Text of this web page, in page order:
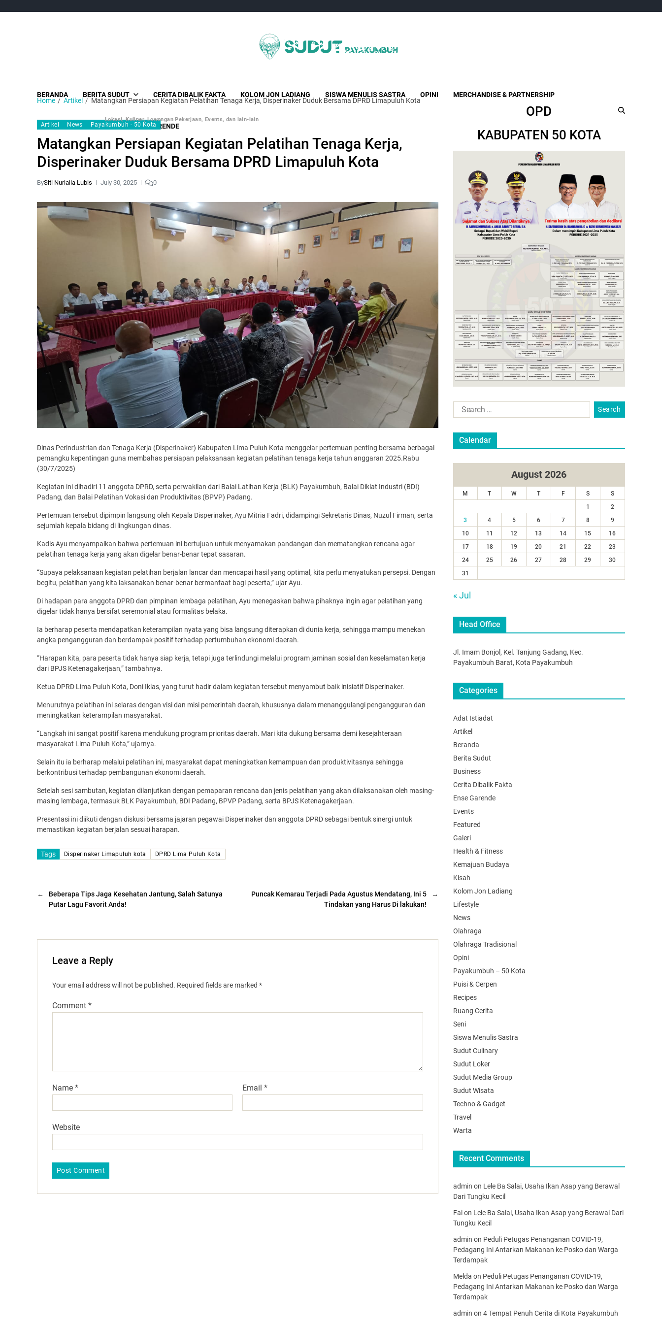
BERANDA BERITA SUDUT CERITA DIBALIK FAKTA KOLOM JON LADIANG SISWA MENULIS SASTRA OPINI MERCHANDISE & PARTNERSHIP
SUDUT MEDIA GROUP
Lokasi, Kuliner, Lowongan Pekerjaan, Events, dan lain-lain
ENSE GARENDE
Home Artikel Matangkan Persiapan Kegiatan Pelatihan Tenaga Kerja, Disperinaker Duduk Bersama DPRD Limapuluh Kota
Artikel News Payakumbuh - 50 Kota
Matangkan Persiapan Kegiatan Pelatihan Tenaga Kerja,
Disperinaker Duduk Bersama DPRD Limapuluh Kota
BySiti Nurlaila Lubis July 30, 2025 0
Dinas Perindustrian dan Tenaga Kerja (Disperinaker) Kabupaten Lima Puluh Kota menggelar pertemuan penting bersama berbagai
pemangku kepentingan guna membahas persiapan pelaksanaan kegiatan pelatihan tenaga kerja tahun anggaran 2025.Rabu
(30/7/2025)
Kegiatan ini dihadiri 11 anggota DPRD, serta perwakilan dari Balai Latihan Kerja (BLK) Payakumbuh, Balai Diklat Industri (BDI)
Padang, dan Balai Pelatihan Vokasi dan Produktivitas (BPVP) Padang.
Pertemuan tersebut dipimpin langsung oleh Kepala Disperinaker, Ayu Mitria Fadri, didampingi Sekretaris Dinas, Nuzul Firman, serta
sejumlah kepala bidang di lingkungan dinas.
Kadis Ayu menyampaikan bahwa pertemuan ini bertujuan untuk menyamakan pandangan dan mematangkan rencana agar
pelatihan tenaga kerja yang akan digelar benar-benar tepat sasaran.
“Supaya pelaksanaan kegiatan pelatihan berjalan lancar dan mencapai hasil yang optimal, kita perlu menyatukan persepsi. Dengan
begitu, pelatihan yang kita laksanakan benar-benar bermanfaat bagi peserta,” ujar Ayu.
Di hadapan para anggota DPRD dan pimpinan lembaga pelatihan, Ayu menegaskan bahwa pihaknya ingin agar pelatihan yang
digelar tidak hanya bersifat seremonial atau formalitas belaka.
Ia berharap peserta mendapatkan keterampilan nyata yang bisa langsung diterapkan di dunia kerja, sehingga mampu menekan
angka pengangguran dan berdampak positif terhadap pertumbuhan ekonomi daerah.
“Harapan kita, para peserta tidak hanya siap kerja, tetapi juga terlindungi melalui program jaminan sosial dan keselamatan kerja
dari BPJS Ketenagakerjaan,” tambahnya.
Ketua DPRD Lima Puluh Kota, Doni Iklas, yang turut hadir dalam kegiatan tersebut menyambut baik inisiatif Disperinaker.
Menurutnya pelatihan ini selaras dengan visi dan misi pemerintah daerah, khususnya dalam menanggulangi pengangguran dan
meningkatkan keterampilan masyarakat.
“Langkah ini sangat positif karena mendukung program prioritas daerah. Mari kita dukung bersama demi kesejahteraan
masyarakat Lima Puluh Kota,” ujarnya.
Selain itu ia berharap melalui pelatihan ini, masyarakat dapat meningkatkan kemampuan dan produktivitasnya sehingga
berkontribusi terhadap pembangunan ekonomi daerah.
Setelah sesi sambutan, kegiatan dilanjutkan dengan pemaparan rencana dan jenis pelatihan yang akan dilaksanakan oleh masing-
masing lembaga, termasuk BLK Payakumbuh, BDI Padang, BPVP Padang, serta BPJS Ketenagakerjaan.
Presentasi ini diikuti dengan diskusi bersama jajaran pegawai Disperinaker dan anggota DPRD sebagai bentuk sinergi untuk
memastikan kegiatan berjalan sesuai harapan.
Tags Disperinaker Limapuluh kota DPRD Lima Puluh Kota
←
Beberapa Tips Jaga Kesehatan Jantung, Salah Satunya
Putar Lagu Favorit Anda!
→
Puncak Kemarau Terjadi Pada Agustus Mendatang, Ini 5
Tindakan yang Harus Di lakukan!
Leave a Reply
Your email address will not be published. Required fields are marked *
Comment *
Name * Email*
Website
OPD
KABUPATEN 50 KOTA
Calendar
August 2026
M T W T F S
S
1
2
3
4 5 6 7 8
9
10
11 12 13 14 15
16
17
18 19 20 21 22
23
24
25 26 27 28 29
30
31
« Jul
Head Office
Jl. Imam Bonjol, Kel. Tanjung Gadang, Kec.
Payakumbuh Barat, Kota Payakumbuh
Categories
Adat Istiadat
Artikel
Beranda
Berita Sudut
Business
Cerita Dibalik Fakta
Ense Garende
Events
Featured
Galeri
Health & Fitness
Kemajuan Budaya
Kisah
Kolom Jon Ladiang
Lifestyle
News
Olahraga
Olahraga Tradisional
Opini
Payakumbuh – 50 Kota
Puisi & Cerpen
Recipes
Ruang Cerita
Seni
Siswa Menulis Sastra
Sudut Culinary
Sudut Loker
Sudut Media Group
Sudut Wisata
Techno & Gadget
Travel
Warta
Recent Comments
admin on Lele Ba Salai, Usaha Ikan Asap yang Berawal
Dari Tungku Kecil
Fal on Lele Ba Salai, Usaha Ikan Asap yang Berawal Dari
Tungku Kecil
admin on Peduli Petugas Penanganan COVID-19,
Pedagang Ini Antarkan Makanan ke Posko dan Warga
Terdampak
Melda on Peduli Petugas Penanganan COVID-19,
Pedagang Ini Antarkan Makanan ke Posko dan Warga
Terdampak
admin on 4 Tempat Penuh Cerita di Kota Payakumbuh